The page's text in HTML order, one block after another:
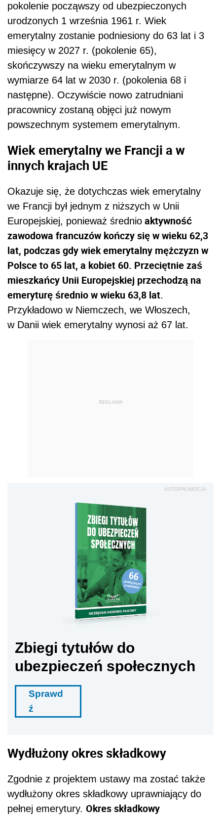
pokolenie począwszy od ubezpieczonych
urodzonych 1 września 1961 r. Wiek
emerytalny zostanie podniesiony do 63 lat i 3
miesięcy w 2027 r. (pokolenie 65),
skończywszy na wieku emerytalnym w
wymiarze 64 lat w 2030 r. (pokolenia 68 i
następne). Oczywiście nowo zatrudniani
pracownicy zostaną objęci już nowym
powszechnym systemem emerytalnym.
Wiek emerytalny we Francji a w
innych krajach UE
Okazuje się, że dotychczas wiek emerytalny
we Francji był jednym z niższych w Unii
Europejskiej, ponieważ średnio aktywność
zawodowa francuzów kończy się w wieku 62,3
lat, podczas gdy wiek emerytalny mężczyzn w
Polsce to 65 lat, a kobiet 60. Przeciętnie zaś
mieszkańcy Unii Europejskiej przechodzą na
emeryturę średnio w wieku 63,8 lat.
Przykładowo w Niemczech, we Włoszech,
w Danii wiek emerytalny wynosi aż 67 lat.
REKLAMA
AUTOPROMOCJA
Zbiegi tytułów do
ubezpieczeń społecznych
Sprawd
ź
Wydłużony okres składkowy
Zgodnie z projektem ustawy ma zostać także
wydłużony okres składkowy uprawniający do
pełnej emerytury. Okres składkowy